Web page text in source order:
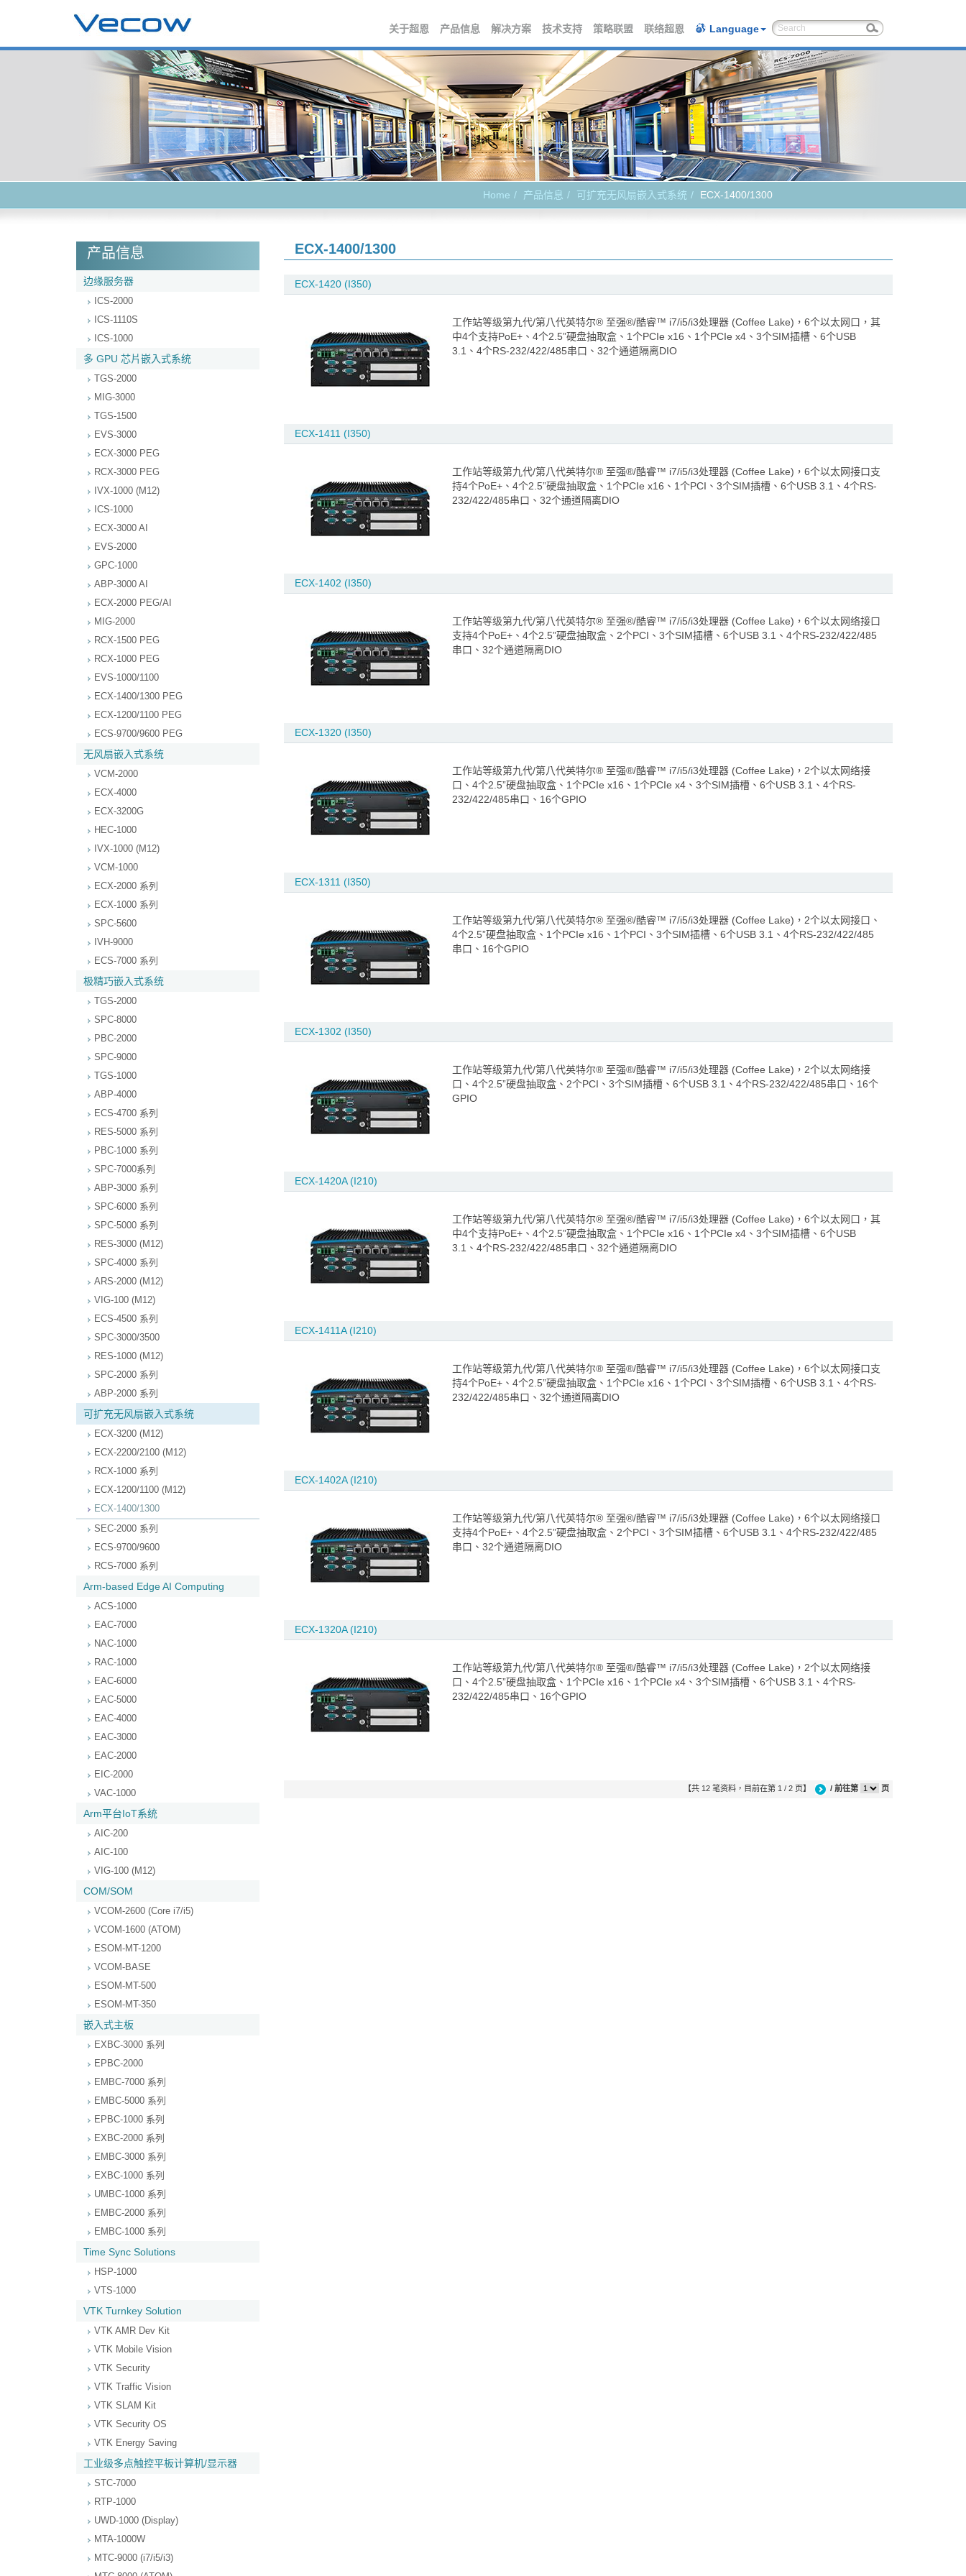
关于超恩 产品信息 解决方案 技术支持 策略联盟 联络超恩 Language
Home 产品信息 可扩充无风扇嵌入式系统 ECX-1400/1300
产品信息
边缘服务器
ICS-2000
ICS-1110S
ICS-1000
多 GPU 芯片嵌入式系统
TGS-2000
MIG-3000
TGS-1500
EVS-3000
ECX-3000 PEG
RCX-3000 PEG
IVX-1000 (M12)
ICS-1000
ECX-3000 AI
EVS-2000
GPC-1000
ABP-3000 AI
ECX-2000 PEG/AI
MIG-2000
RCX-1500 PEG
RCX-1000 PEG
EVS-1000/1100
ECX-1400/1300 PEG
ECX-1200/1100 PEG
ECS-9700/9600 PEG
无风扇嵌入式系统
VCM-2000
ECX-4000
ECX-3200G
HEC-1000
IVX-1000 (M12)
VCM-1000
ECX-2000 系列
ECX-1000 系列
SPC-5600
IVH-9000
ECS-7000 系列
极精巧嵌入式系统
TGS-2000
SPC-8000
PBC-2000
SPC-9000
TGS-1000
ABP-4000
ECS-4700 系列
RES-5000 系列
PBC-1000 系列
SPC-7000系列
ABP-3000 系列
SPC-6000 系列
SPC-5000 系列
RES-3000 (M12)
SPC-4000 系列
ARS-2000 (M12)
VIG-100 (M12)
ECS-4500 系列
SPC-3000/3500
RES-1000 (M12)
SPC-2000 系列
ABP-2000 系列
可扩充无风扇嵌入式系统
ECX-3200 (M12)
ECX-2200/2100 (M12)
RCX-1000 系列
ECX-1200/1100 (M12)
ECX-1400/1300
SEC-2000 系列
ECS-9700/9600
RCS-7000 系列
Arm-based Edge AI Computing
ACS-1000
EAC-7000
NAC-1000
RAC-1000
EAC-6000
EAC-5000
EAC-4000
EAC-3000
EAC-2000
EIC-2000
VAC-1000
Arm平台IoT系统
AIC-200
AIC-100
VIG-100 (M12)
COM/SOM
VCOM-2600 (Core i7/i5)
VCOM-1600 (ATOM)
ESOM-MT-1200
VCOM-BASE
ESOM-MT-500
ESOM-MT-350
嵌入式主板
EXBC-3000 系列
EPBC-2000
EMBC-7000 系列
EMBC-5000 系列
EPBC-1000 系列
EXBC-2000 系列
EMBC-3000 系列
EXBC-1000 系列
UMBC-1000 系列
EMBC-2000 系列
EMBC-1000 系列
Time Sync Solutions
HSP-1000
VTS-1000
VTK Turnkey Solution
VTK AMR Dev Kit
VTK Mobile Vision
VTK Security
VTK Traffic Vision
VTK SLAM Kit
VTK Security OS
VTK Energy Saving
工业级多点触控平板计算机/显示器
STC-7000
RTP-1000
UWD-1000 (Display)
MTA-1000W
MTC-9000 (i7/i5/i3)
ECX-1400/1300
ECX-1420 (I350)
工作站等级第九代/第八代英特尔® 至强®/酷睿™ i7/i5/i3处理器 (Coffee Lake)，6个以太网口，其
中4个支持PoE+、4个2.5”硬盘抽取盒、1个PCIe x16、1个PCIe x4、3个SIM插槽、6个USB
3.1、4个RS-232/422/485串口、32个通道隔离DIO
ECX-1411 (I350)
工作站等级第九代/第八代英特尔® 至强®/酷睿™ i7/i5/i3处理器 (Coffee Lake)，6个以太网接口支
持4个PoE+、4个2.5”硬盘抽取盒、1个PCIe x16、1个PCI、3个SIM插槽、6个USB 3.1、4个RS-
232/422/485串口、32个通道隔离DIO
ECX-1402 (I350)
工作站等级第九代/第八代英特尔® 至强®/酷睿™ i7/i5/i3处理器 (Coffee Lake)，6个以太网络接口
支持4个PoE+、4个2.5”硬盘抽取盒、2个PCI、3个SIM插槽、6个USB 3.1、4个RS-232/422/485
串口、32个通道隔离DIO
ECX-1320 (I350)
工作站等级第九代/第八代英特尔® 至强®/酷睿™ i7/i5/i3处理器 (Coffee Lake)，2个以太网络接
口、4个2.5”硬盘抽取盒、1个PCIe x16、1个PCIe x4、3个SIM插槽、6个USB 3.1、4个RS-
232/422/485串口、16个GPIO
ECX-1311 (I350)
工作站等级第九代/第八代英特尔® 至强®/酷睿™ i7/i5/i3处理器 (Coffee Lake)，2个以太网接口、
4个2.5”硬盘抽取盒、1个PCIe x16、1个PCI、3个SIM插槽、6个USB 3.1、4个RS-232/422/485
串口、16个GPIO
ECX-1302 (I350)
工作站等级第九代/第八代英特尔® 至强®/酷睿™ i7/i5/i3处理器 (Coffee Lake)，2个以太网络接
口、4个2.5”硬盘抽取盒、2个PCI、3个SIM插槽、6个USB 3.1、4个RS-232/422/485串口、16个
GPIO
ECX-1420A (I210)
工作站等级第九代/第八代英特尔® 至强®/酷睿™ i7/i5/i3处理器 (Coffee Lake)，6个以太网口，其
中4个支持PoE+、4个2.5”硬盘抽取盒、1个PCIe x16、1个PCIe x4、3个SIM插槽、6个USB
3.1、4个RS-232/422/485串口、32个通道隔离DIO
ECX-1411A (I210)
工作站等级第九代/第八代英特尔® 至强®/酷睿™ i7/i5/i3处理器 (Coffee Lake)，6个以太网接口支
持4个PoE+、4个2.5”硬盘抽取盒、1个PCIe x16、1个PCI、3个SIM插槽、6个USB 3.1、4个RS-
232/422/485串口、32个通道隔离DIO
ECX-1402A (I210)
工作站等级第九代/第八代英特尔® 至强®/酷睿™ i7/i5/i3处理器 (Coffee Lake)，6个以太网络接口
支持4个PoE+、4个2.5”硬盘抽取盒、2个PCI、3个SIM插槽、6个USB 3.1、4个RS-232/422/485
串口、32个通道隔离DIO
ECX-1320A (I210)
工作站等级第九代/第八代英特尔® 至强®/酷睿™ i7/i5/i3处理器 (Coffee Lake)，2个以太网络接
口、4个2.5”硬盘抽取盒、1个PCIe x16、1个PCIe x4、3个SIM插槽、6个USB 3.1、4个RS-
232/422/485串口、16个GPIO
【共 12 笔资料，目前在第 1 / 2 页】 / 前往第 页